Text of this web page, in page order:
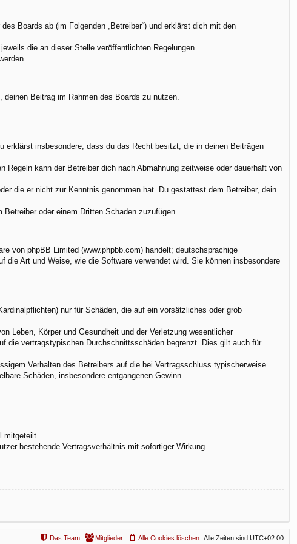
Boards ab (im Folgenden „Betreiber“) und erklärst dich mit den
die an dieser Stelle veröffentlichten Regelungen.
Beitrag im Rahmen des Boards zu nutzen.
insbesondere, dass du das Recht besitzt, die in deinen Beiträgen
kann der Betreiber dich nach Abmahnung zeitweise oder dauerhaft von
die er nicht zur Kenntnis genommen hat. Du gestattest dem Betreiber, dein
oder einem Dritten Schaden zuzufügen.
von phpBB Limited (www.phpbb.com) handelt; deutschsprachige
die Art und Weise, wie die Software verwendet wird. Sie können insbesondere
nur für Schäden, die auf ein vorsätzliches oder grob
Leben, Körper und Gesundheit und der Verletzung wesentlicher
die vertragstypischen Durchschnittsschäden begrenzt. Dies gilt auch für
Verhalten des Betreibers auf die bei Vertragsschluss typischerweise
Schäden, insbesondere entgangenen Gewinn.
mitgeteilt.
bestehende Vertragsverhältnis mit sofortiger Wirkung.
Alle Zeiten sind UTC+02:00
Alle Cookies löschen
Mitglieder
Das Team